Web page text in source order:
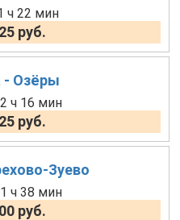
ч 22 мин
руб.
- Озёры
ч 16 мин
руб.
Зуево
ч 38 мин
руб.